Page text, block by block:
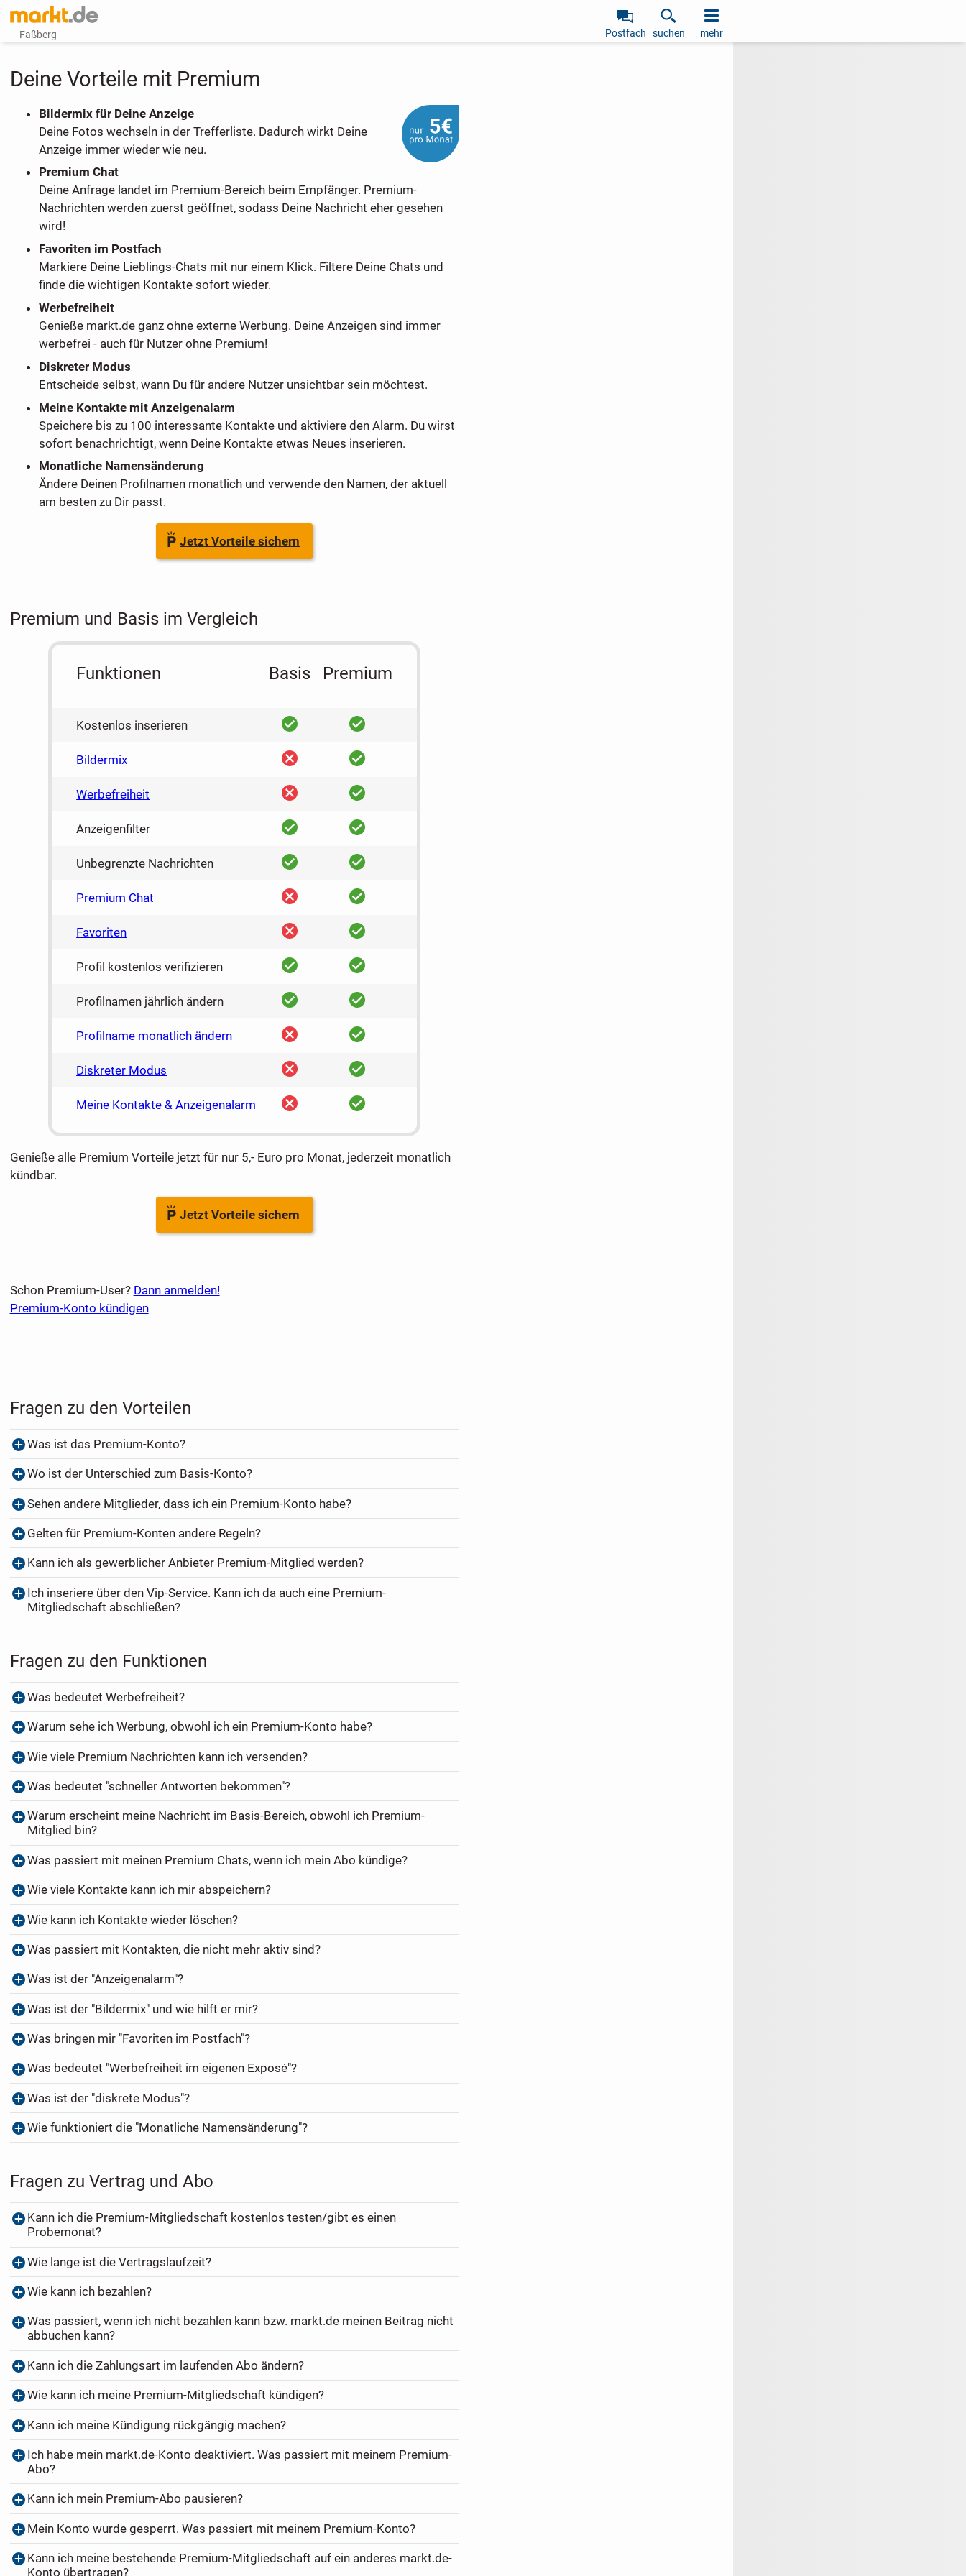
Faßberg Postfach suchen mehr
Deine Vorteile mit Premium
Bildermix für Deine Anzeige
Deine Fotos wechseln in der Trefferliste. Dadurch wirkt Deine
Anzeige immer wieder wie neu.
Premium Chat
Deine Anfrage landet im Premium-Bereich beim Empfänger. Premium-
Nachrichten werden zuerst geöffnet, sodass Deine Nachricht eher gesehen
wird!
Favoriten im Postfach
Markiere Deine Lieblings-Chats mit nur einem Klick. Filtere Deine Chats und
finde die wichtigen Kontakte sofort wieder.
Werbefreiheit
Genieße markt.de ganz ohne externe Werbung. Deine Anzeigen sind immer
werbefrei - auch für Nutzer ohne Premium!
Diskreter Modus
Entscheide selbst, wann Du für andere Nutzer unsichtbar sein möchtest.
Meine Kontakte mit Anzeigenalarm
Speichere bis zu 100 interessante Kontakte und aktiviere den Alarm. Du wirst
sofort benachrichtigt, wenn Deine Kontakte etwas Neues inserieren.
Monatliche Namensänderung
Ändere Deinen Profilnamen monatlich und verwende den Namen, der aktuell
am besten zu Dir passt.
Jetzt Vorteile sichern
Premium und Basis im Vergleich
Funktionen Basis Premium
Kostenlos inserieren ja ja
Bildermix nein ja
Werbefreiheit nein ja
Anzeigenfilter ja ja
Unbegrenzte Nachrichten ja ja
Premium Chat nein ja
Favoriten nein ja
Profil kostenlos verifizieren ja ja
Profilnamen jährlich ändern ja ja
Profilname monatlich ändern nein ja
Diskreter Modus nein ja
Meine Kontakte & Anzeigenalarm nein ja
Genieße alle Premium Vorteile jetzt für nur 5,- Euro pro Monat, jederzeit monatlich
kündbar.
Jetzt Vorteile sichern
Schon Premium-User? Dann anmelden!
Premium-Konto kündigen
Fragen zu den Vorteilen
Was ist das Premium-Konto?
Wo ist der Unterschied zum Basis-Konto?
Sehen andere Mitglieder, dass ich ein Premium-Konto habe?
Gelten für Premium-Konten andere Regeln?
Kann ich als gewerblicher Anbieter Premium-Mitglied werden?
Ich inseriere über den Vip-Service. Kann ich da auch eine Premium-
Mitgliedschaft abschließen?
Fragen zu den Funktionen
Was bedeutet Werbefreiheit?
Warum sehe ich Werbung, obwohl ich ein Premium-Konto habe?
Wie viele Premium Nachrichten kann ich versenden?
Was bedeutet "schneller Antworten bekommen"?
Warum erscheint meine Nachricht im Basis-Bereich, obwohl ich Premium-
Mitglied bin?
Was passiert mit meinen Premium Chats, wenn ich mein Abo kündige?
Wie viele Kontakte kann ich mir abspeichern?
Wie kann ich Kontakte wieder löschen?
Was passiert mit Kontakten, die nicht mehr aktiv sind?
Was ist der "Anzeigenalarm"?
Was ist der "Bildermix" und wie hilft er mir?
Was bringen mir "Favoriten im Postfach"?
Was bedeutet "Werbefreiheit im eigenen Exposé"?
Was ist der "diskrete Modus"?
Wie funktioniert die "Monatliche Namensänderung"?
Fragen zu Vertrag und Abo
Kann ich die Premium-Mitgliedschaft kostenlos testen/gibt es einen
Probemonat?
Wie lange ist die Vertragslaufzeit?
Wie kann ich bezahlen?
Was passiert, wenn ich nicht bezahlen kann bzw. markt.de meinen Beitrag nicht
abbuchen kann?
Kann ich die Zahlungsart im laufenden Abo ändern?
Wie kann ich meine Premium-Mitgliedschaft kündigen?
Kann ich meine Kündigung rückgängig machen?
Ich habe mein markt.de-Konto deaktiviert. Was passiert mit meinem Premium-
Abo?
Kann ich mein Premium-Abo pausieren?
Mein Konto wurde gesperrt. Was passiert mit meinem Premium-Konto?
Kann ich meine bestehende Premium-Mitgliedschaft auf ein anderes markt.de-
Konto übertragen?